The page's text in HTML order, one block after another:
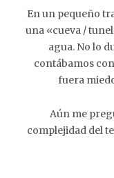
En un pequeño
una «cueva /
agua. No lo
contábamos
fuera
Aún me
complejidad del